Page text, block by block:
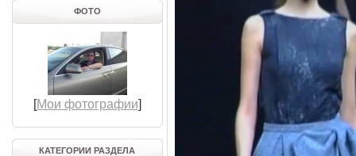
ФОТО
[Мои фотографии]
КАТЕГОРИИ РАЗДЕЛА